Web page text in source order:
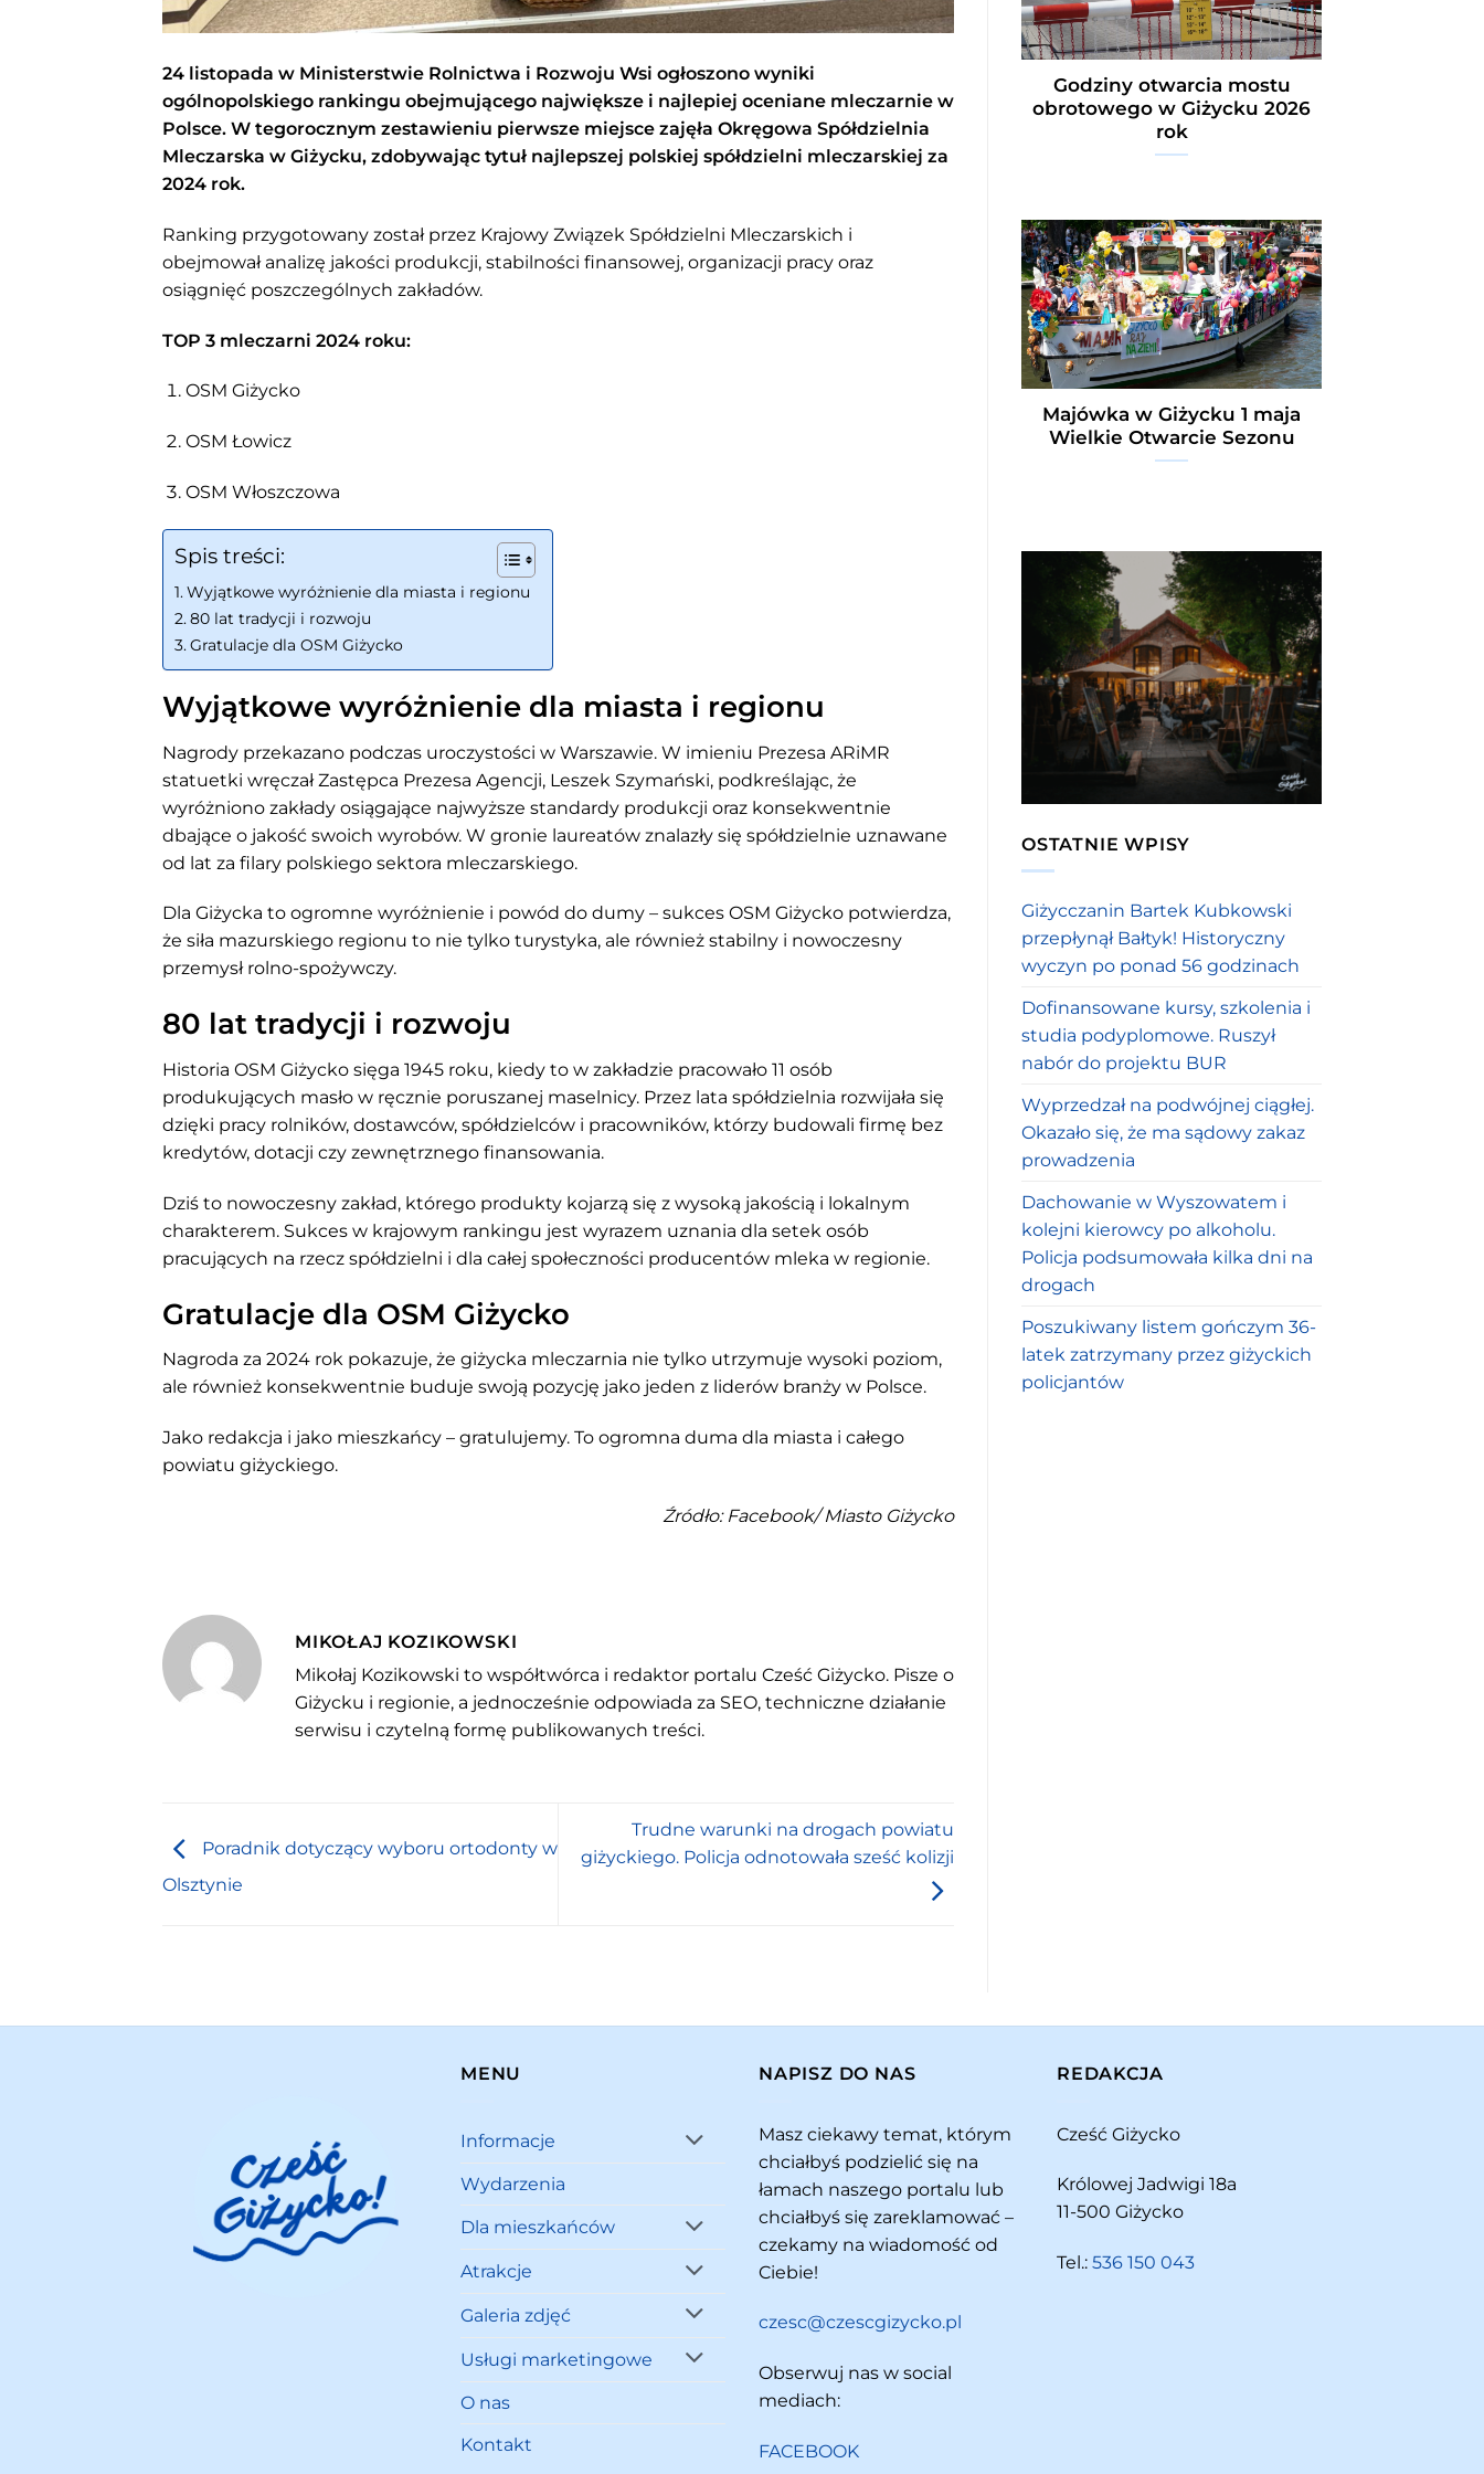
24 listopada w Ministerstwie Rolnictwa i Rozwoju Wsi ogłoszono wyniki
ogólnopolskiego rankingu obejmującego największe i najlepiej oceniane mleczarnie w
Polsce. W tegorocznym zestawieniu pierwsze miejsce zajęła Okręgowa Spółdzielnia
Mleczarska w Giżycku, zdobywając tytuł najlepszej polskiej spółdzielni mleczarskiej za
2024 rok.
Ranking przygotowany został przez Krajowy Związek Spółdzielni Mleczarskich i
obejmował analizę jakości produkcji, stabilności finansowej, organizacji pracy oraz
osiągnięć poszczególnych zakładów.
TOP 3 mleczarni 2024 roku:
OSM Giżycko
OSM Łowicz
OSM Włoszczowa
Spis treści:
Wyjątkowe wyróżnienie dla miasta i regionu
80 lat tradycji i rozwoju
Gratulacje dla OSM Giżycko
Wyjątkowe wyróżnienie dla miasta i regionu
Nagrody przekazano podczas uroczystości w Warszawie. W imieniu Prezesa ARiMR
statuetki wręczał Zastępca Prezesa Agencji, Leszek Szymański, podkreślając, że
wyróżniono zakłady osiągające najwyższe standardy produkcji oraz konsekwentnie
dbające o jakość swoich wyrobów. W gronie laureatów znalazły się spółdzielnie uznawane
od lat za filary polskiego sektora mleczarskiego.
Dla Giżycka to ogromne wyróżnienie i powód do dumy – sukces OSM Giżycko potwierdza,
że siła mazurskiego regionu to nie tylko turystyka, ale również stabilny i nowoczesny
przemysł rolno-spożywczy.
80 lat tradycji i rozwoju
Historia OSM Giżycko sięga 1945 roku, kiedy to w zakładzie pracowało 11 osób
produkujących masło w ręcznie poruszanej maselnicy. Przez lata spółdzielnia rozwijała się
dzięki pracy rolników, dostawców, spółdzielców i pracowników, którzy budowali firmę bez
kredytów, dotacji czy zewnętrznego finansowania.
Dziś to nowoczesny zakład, którego produkty kojarzą się z wysoką jakością i lokalnym
charakterem. Sukces w krajowym rankingu jest wyrazem uznania dla setek osób
pracujących na rzecz spółdzielni i dla całej społeczności producentów mleka w regionie.
Gratulacje dla OSM Giżycko
Nagroda za 2024 rok pokazuje, że giżycka mleczarnia nie tylko utrzymuje wysoki poziom,
ale również konsekwentnie buduje swoją pozycję jako jeden z liderów branży w Polsce.
Jako redakcja i jako mieszkańcy – gratulujemy. To ogromna duma dla miasta i całego
powiatu giżyckiego.
Źródło: Facebook/ Miasto Giżycko
MIKOŁAJ KOZIKOWSKI
Mikołaj Kozikowski to współtwórca i redaktor portalu Cześć Giżycko. Pisze o
Giżycku i regionie, a jednocześnie odpowiada za SEO, techniczne działanie
serwisu i czytelną formę publikowanych treści.
Poradnik dotyczący wyboru ortodonty w
Olsztynie
Trudne warunki na drogach powiatu
giżyckiego. Policja odnotowała sześć kolizji
Godziny otwarcia mostu
obrotowego w Giżycku 2026
rok
Majówka w Giżycku 1 maja
Wielkie Otwarcie Sezonu
OSTATNIE WPISY
Giżycczanin Bartek Kubkowski
przepłynął Bałtyk! Historyczny
wyczyn po ponad 56 godzinach
Dofinansowane kursy, szkolenia i
studia podyplomowe. Ruszył
nabór do projektu BUR
Wyprzedzał na podwójnej ciągłej.
Okazało się, że ma sądowy zakaz
prowadzenia
Dachowanie w Wyszowatem i
kolejni kierowcy po alkoholu.
Policja podsumowała kilka dni na
drogach
Poszukiwany listem gończym 36-
latek zatrzymany przez giżyckich
policjantów
MENU
Informacje
Wydarzenia
Dla mieszkańców
Atrakcje
Galeria zdjęć
Usługi marketingowe
O nas
Kontakt
NAPISZ DO NAS
Masz ciekawy temat, którym
chciałbyś podzielić się na
łamach naszego portalu lub
chciałbyś się zareklamować –
czekamy na wiadomość od
Ciebie!
czesc@czescgizycko.pl
Obserwuj nas w social
mediach:
FACEBOOK
REDAKCJA
Cześć Giżycko
Królowej Jadwigi 18a
11-500 Giżycko
Tel.: 536 150 043